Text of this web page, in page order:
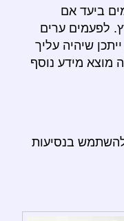
ביעד אם
לפעמים ערים
שיהיה עליך
מוצא מידע נוסף
בנסיעות